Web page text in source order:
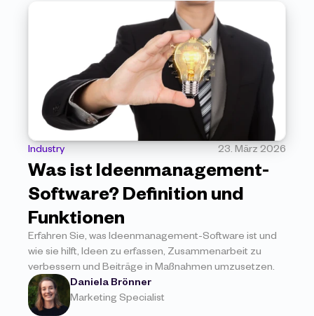
Industry 23. März 2026
Was ist Ideenmanagement-
Software? Definition und
Funktionen
Erfahren Sie, was Ideenmanagement-Software ist und
wie sie hilft, Ideen zu erfassen, Zusammenarbeit zu
verbessern und Beiträge in Maßnahmen umzusetzen.
Daniela Brönner
Marketing Specialist